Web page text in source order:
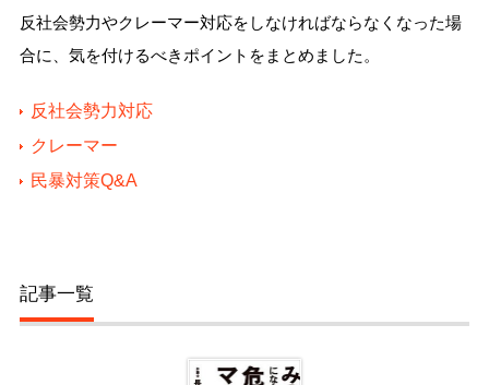
反社会勢力やクレーマー対応をしなければならなくなった場
合に、気を付けるべきポイントをまとめました。
反社会勢力対応
クレーマー
民暴対策Q&A
記事一覧